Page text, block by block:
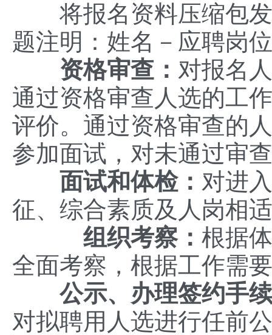
将报名资料压缩包发
题注明：姓名－应聘岗
资格审查： 对报名
通过资格审查人选的工
评价。通过资格审查的
参加面试，对未通过审
面试和体检： 对进
征、综合素质及人岗相
组织考察： 根据
全面考察，根据工作需
公示、办理签约手
对拟聘用人选进行任前